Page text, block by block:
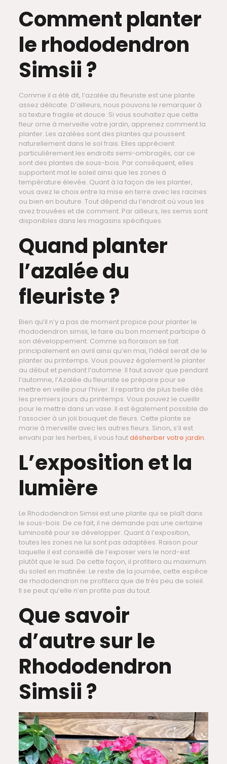
Comment planter
le rhododendron
Simsii ?
Comme il a été dit, l’azalée du fleuriste est une plante
assez délicate. D’ailleurs, nous pouvons le remarquer à
sa texture fragile et douce. Si vous souhaitez que cette
fleur orne à merveille votre jardin, apprenez comment la
planter. Les azalées sont des plantes qui poussent
naturellement dans le sol frais. Elles apprécient
particulièrement les endroits semi-ombragés, car ce
sont des plantes de sous-bois. Par conséquent, elles
supportent mal le soleil ainsi que les zones à
température élevée. Quant à la façon de les planter,
vous avez le choix entre la mise en terre avec les racines
ou bien en bouture. Tout dépend du l’endroit où vous les
avez trouvées et de comment. Par ailleurs, les semis sont
disponibles dans les magasins spécifiques.
Quand planter
l’azalée du
fleuriste ?
Bien qu’il n’y a pas de moment propice pour planter le
rhododendron simsii, le faire au bon moment participe à
son développement. Comme sa floraison se fait
principalement en avril ainsi qu’en mai, l’idéal serait de le
planter au printemps. Vous pouvez également le planter
au début et pendant l’automne. Il faut savoir que pendant
l’automne, l’Azalée du fleuriste se prépare pour se
mettre en veille pour l’hiver. Il repartira de plus belle dès
les premiers jours du printemps. Vous pouvez le cueillir
pour le mettre dans un vase. Il est également possible de
l’associer à un joli bouquet de fleurs. Cette plante se
marie à merveille avec les autres fleurs. Sinon, s’il est
envahi par les herbes, il vous fautdésherber votre jardin.
L’exposition et la
lumière
Le Rhododendron Simsii est une plante qui se plaît dans
le sous-bois. De ce fait, il ne demande pas une certaine
luminosité pour se développer. Quant à l’exposition,
toutes les zones ne lui sont pas adaptées. Raison pour
laquelle il est conseillé de l’exposer vers le nord-est
plutôt que le sud. De cette façon, il profitera au maximum
du soleil en matinée. Le reste de la journée, cette espèce
de rhododendron ne profitera que de très peu de soleil.
Il se peut qu’elle n’en profite pas du tout.
Que savoir
d’autre sur le
Rhododendron
Simsii ?